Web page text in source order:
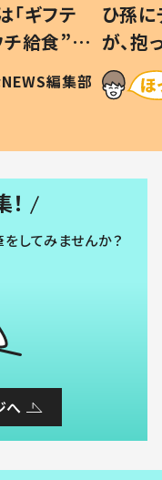
「ギフテ
給食”を
令和の親
NEWS編集部
ひ孫
が、
「涙が
い」
してみませんか？
へ